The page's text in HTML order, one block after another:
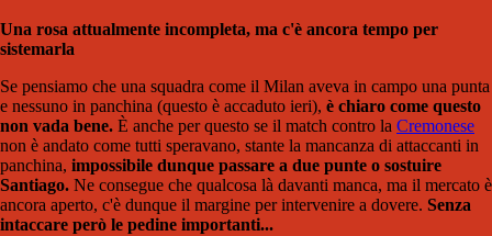
Una rosa attualmente incompleta, ma c'è ancora tempo per
sistemarla
Se pensiamo che una squadra come il Milan aveva in campo una punta
e nessuno in panchina (questo è accaduto ieri), è chiaro come questo
non vada bene. È anche per questo se il match contro la Cremonese
non è andato come tutti speravano, stante la mancanza di attaccanti in
panchina, impossibile dunque passare a due punte o sostuire
Santiago. Ne consegue che qualcosa là davanti manca, ma il mercato è
ancora aperto, c'è dunque il margine per intervenire a dovere. Senza
intaccare però le pedine importanti...